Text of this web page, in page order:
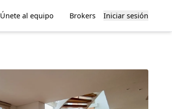
Únete al equipo Brokers Iniciar sesión